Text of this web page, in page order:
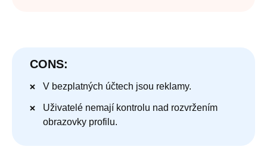
CONS:
V bezplatných účtech jsou reklamy.
Uživatelé nemají kontrolu nad rozvržením
obrazovky profilu.